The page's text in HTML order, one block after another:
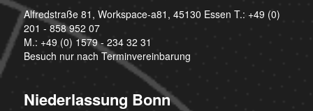
Alfredstraße 81, Workspace-a81, 45130 Essen T.: +49 (0)
201 - 858 952 07
M.: +49 (0) 1579 - 234 32 31
Besuch nur nach Terminvereinbarung
Niederlassung Bonn